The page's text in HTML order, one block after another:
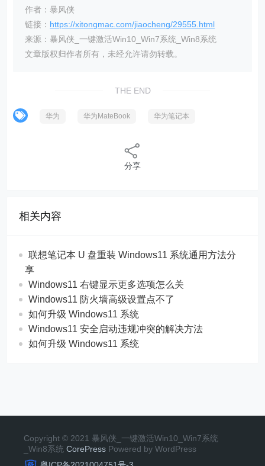
作者：暴风侠
链接： https://xitongmac.com/jiaocheng/29555.html
来源：暴风侠_一键激活Win10_Win7系统_Win8系统
文章版权归作者所有，未经允许请勿转载。
THE END
华为 华为MateBook 华为笔记本
分享
相关内容
联想笔记本 U 盘重装 Windows11 系统通用方法分
享
Windows11 右键显示更多选项怎么关
Windows11 防火墙高级设置点不了
如何升级 Windows11 系统
Windows11 安全启动违规冲突的解决方法
如何升级 Windows11 系统
Copyright © 2021 暴风侠_一键激活Win10_Win7系统
_Win8系统 CorePress Powered by WordPress